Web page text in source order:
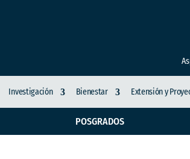
Investigación Bienestar Extensión y
POSGRADOS